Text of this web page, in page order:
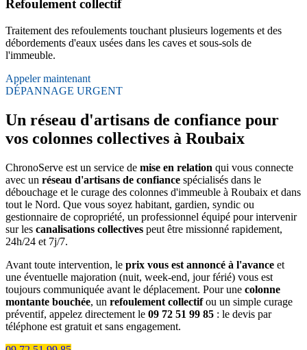
Refoulement collectif
Traitement des refoulements touchant plusieurs logements et des
débordements d'eaux usées dans les caves et sous-sols de
l'immeuble.
Appeler maintenant
DÉPANNAGE URGENT
Un réseau d'artisans de confiance pour
vos colonnes collectives à Roubaix
ChronoServe est un service de mise en relation qui vous connecte
avec un réseau d'artisans de confiance spécialisés dans le
débouchage et le curage des colonnes d'immeuble à Roubaix et dans
tout le Nord. Que vous soyez habitant, gardien, syndic ou
gestionnaire de copropriété, un professionnel équipé pour intervenir
sur les canalisations collectives peut être missionné rapidement,
24h/24 et 7j/7.
Avant toute intervention, le prix vous est annoncé à l'avance et
une éventuelle majoration (nuit, week-end, jour férié) vous est
toujours communiquée avant le déplacement. Pour une colonne
montante bouchée, un refoulement collectifou un simple curage
préventif, appelez directement le 09 72 51 99 85 : le devis par
téléphone est gratuit et sans engagement.